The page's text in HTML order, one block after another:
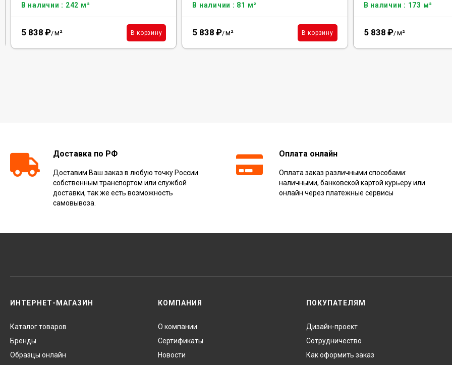
В наличии : 242 м²
5 838 ₽/м² В корзину
В наличии : 81 м²
5 838 ₽/м² В корзину
В наличии : 173 м²
5 838 ₽/м²
Доставка по РФ
Доставим Ваш заказ в любую точку России
собственным транспортом или службой
доставки, так же есть возможность
самовывоза.
Оплата онлайн
Оплата заказ различными способами:
наличными, банковской картой курьеру или
онлайн через платежные сервисы
ИНТЕРНЕТ-МАГАЗИН
Каталог товаров
Бренды
Образцы онлайн
КОМПАНИЯ
О компании
Сертификаты
Новости
ПОКУПАТЕЛЯМ
Дизайн-проект
Сотрудничество
Как оформить заказ